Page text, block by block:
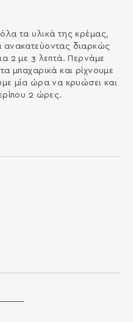
τα υλικά της κρέμας,
ανακατεύοντας διαρκώς
2 με 3 λεπτά. Περνάμε
μπαχαρικά και ρίχνουμε
μία ώρα να κρυώσει και
2 ώρες.